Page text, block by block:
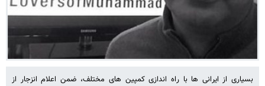
بسیاری از ایرانی ها با راه اندازی کمپین های مختلف، ضمن اعلام انزجار از